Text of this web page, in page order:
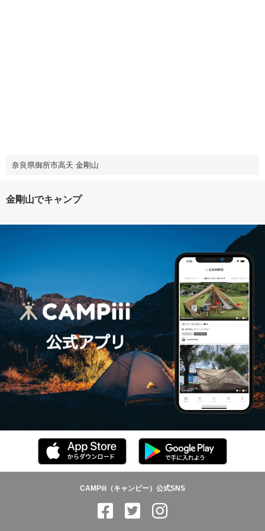
奈良県御所市高天 金剛山
金剛山でキャンプ
CAMPiii（キャンピー）公式SNS